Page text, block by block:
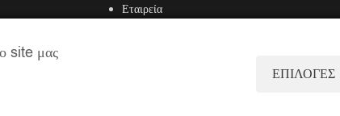
Εταιρεία
site μας
ΕΠΙΛΟΓΕΣ